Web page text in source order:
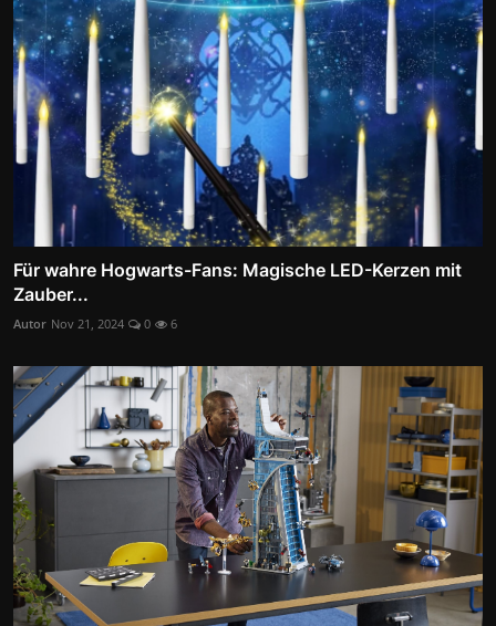
Für wahre Hogwarts-Fans: Magische LED-Kerzen mit
Zauber...
Autor Nov 21, 2024 0 6